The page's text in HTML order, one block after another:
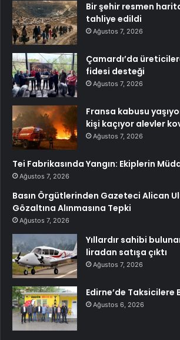
Bir şehir resmen
tahliye edildi
Ağustos 7, 2026
Çamardı’da
fidesi desteği
Ağustos 7, 2026
Fransa kabusu
kişi kaçıyor alevler
Ağustos 7, 2026
Tei Fabrikasında Yangın: Ekiplerin
Ağustos 7, 2026
Basın Örgütlerinden Gazeteci Alican
Gözaltına Alınmasına Tepki
Ağustos 7, 2026
Yıllardır sahibi
liradan satışa çıktı
Ağustos 7, 2026
Edirne’de Taksicilere
Ağustos 6, 2026